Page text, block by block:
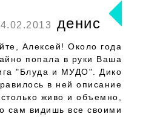
денис
Алексей! Около года
попала в руки Ваша
"Блуда и МУДО". Дико
в ней описание
живо и объемно,
сам видишь все своими